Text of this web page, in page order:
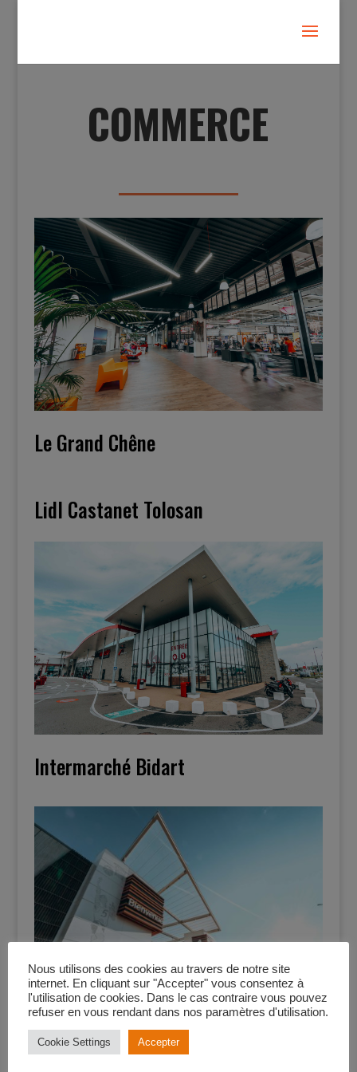
COMMERCE
Le Grand Chêne
Lidl Castanet Tolosan
Intermarché Bidart
Carrefour Lescar
Nous utilisons des cookies au travers de notre site
internet. En cliquant sur "Accepter" vous consentez à
l'utilisation de cookies. Dans le cas contraire vous pouvez
refuser en vous rendant dans nos paramètres d'utilisation.
Cookie Settings Accepter